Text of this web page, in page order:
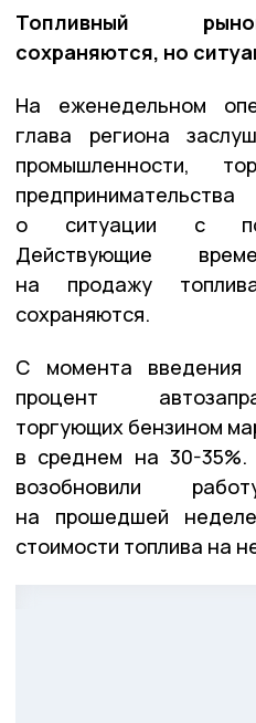
Топливный
сохраняются, но
На еженедельном
глава региона
промышленности,
о ситуации с
Действующие
на продажу
сохраняются.
С момента введения
процент
торгующих бензином
в среднем на 30-
возобновили
на прошедшей
стоимости топлива на